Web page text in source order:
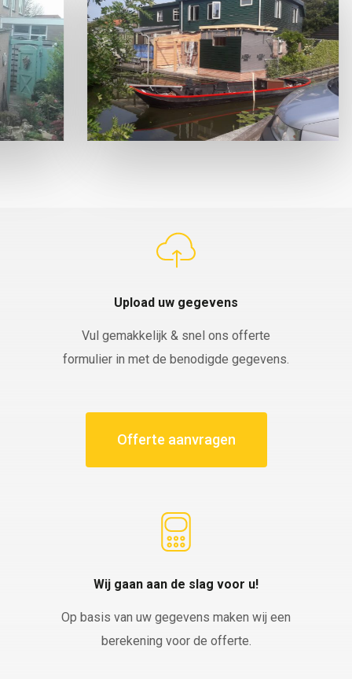
Upload uw gegevens
Vul gemakkelijk & snel ons offerte
formulier in met de benodigde gegevens.
Offerte aanvragen
Wij gaan aan de slag voor u!
Op basis van uw gegevens maken wij een
berekening voor de offerte.